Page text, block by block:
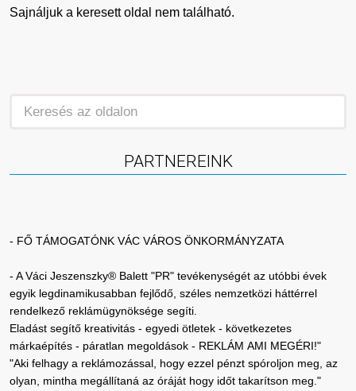
Sajnáljuk a keresett oldal nem található.
PARTNEREINK
- FŐ TÁMOGATÓNK VÁC VÁROS ÖNKORMÁNYZATA
- A Váci Jeszenszky® Balett "PR" tevékenységét az utóbbi évek
egyik legdinamikusabban fejlődő, széles nemzetközi háttérrel
rendelkező reklámügynöksége segíti.
Eladást segítő kreativitás - egyedi ötletek - következetes
márkaépítés - páratlan megoldások - REKLÁM AMI MEGÉRI!"
"Aki felhagy a reklámozással, hogy ezzel pénzt spóroljon meg, az
olyan, mintha megállítaná az óráját hogy időt takarítson meg."